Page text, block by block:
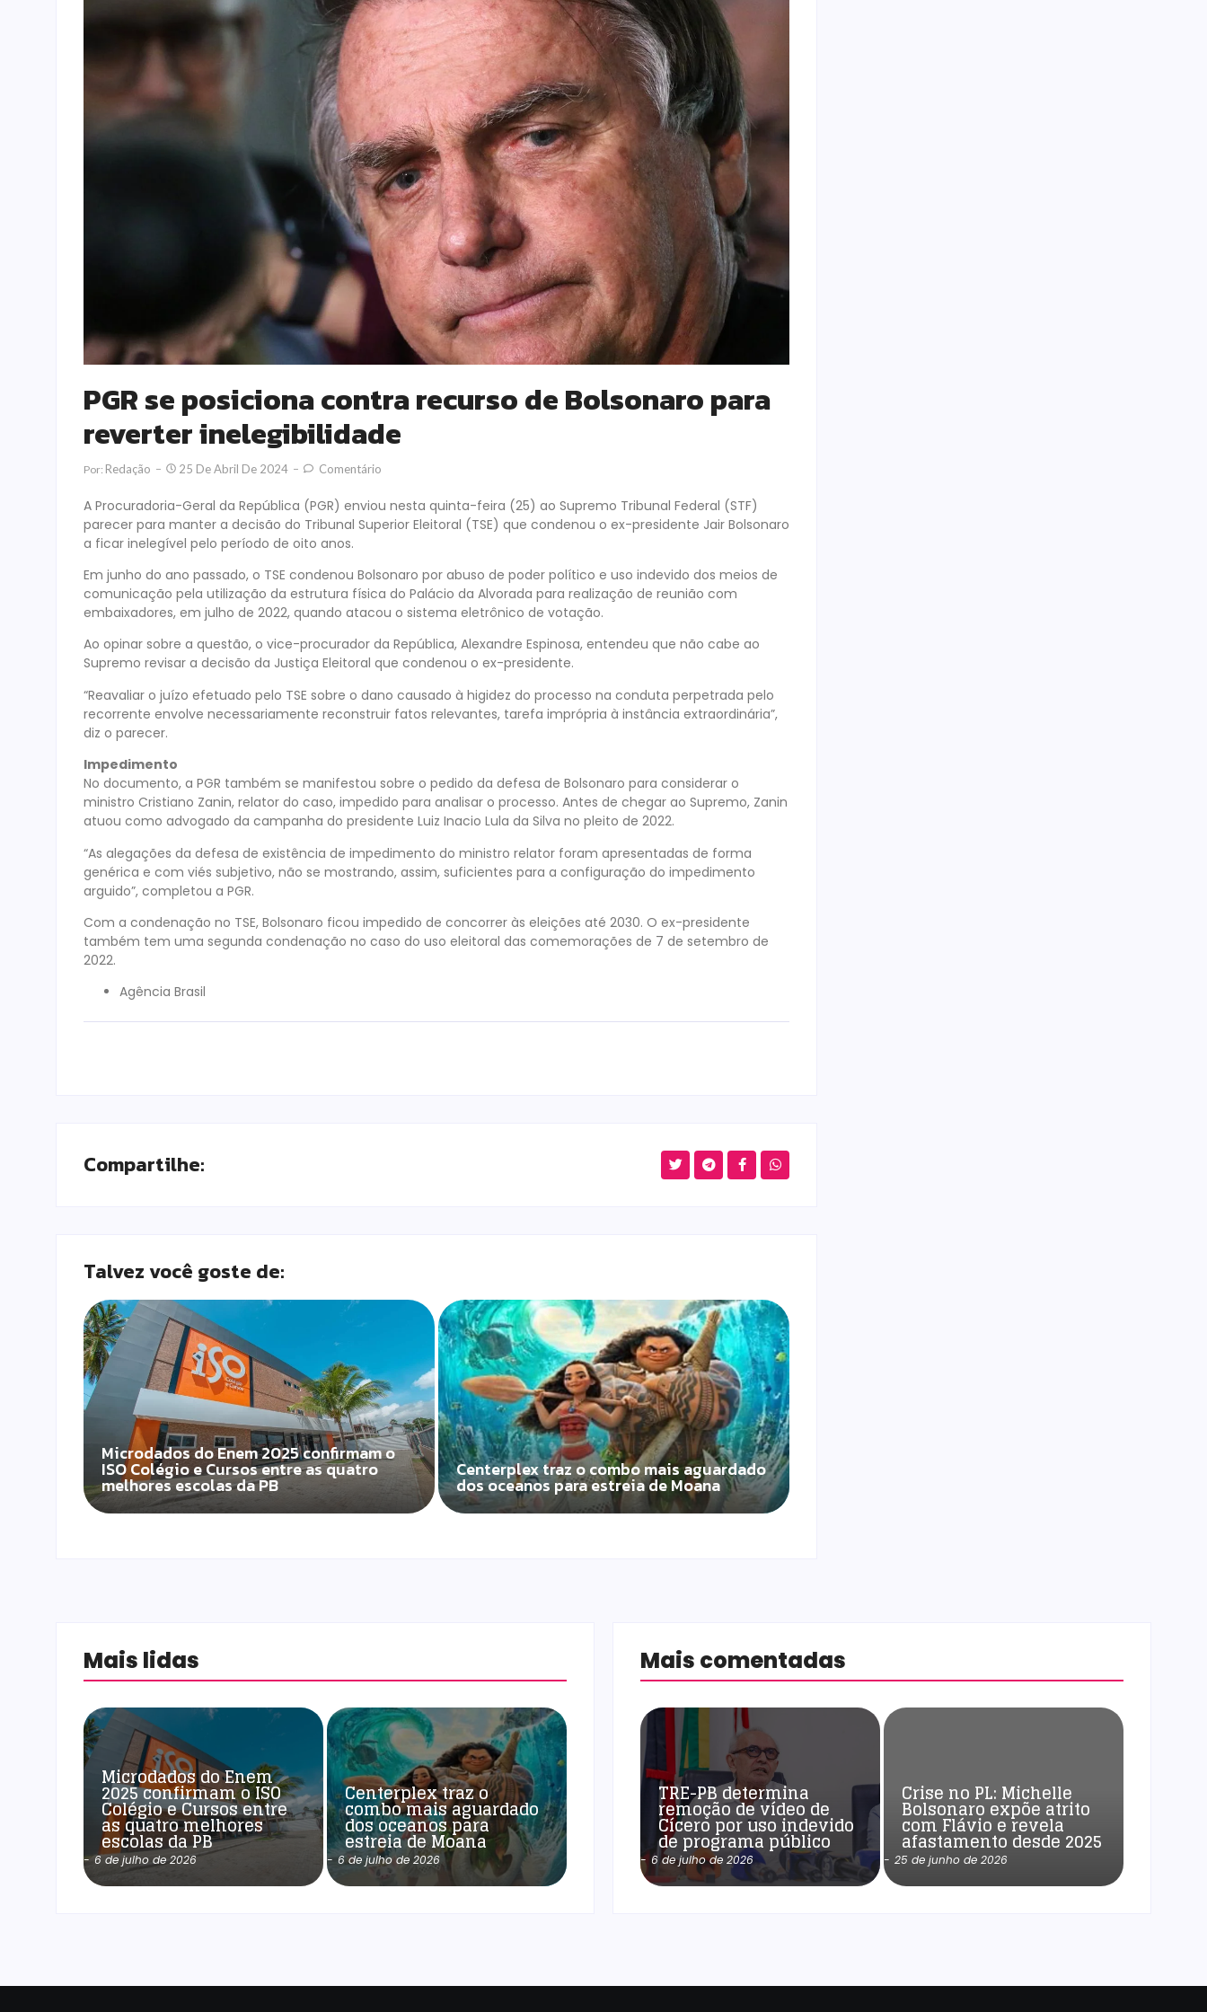
PGR se posiciona contra recurso de Bolsonaro para
reverter inelegibilidade
Por: Redação 25 De Abril De 2024 Comentário
A Procuradoria-Geral da República (PGR) enviou nesta quinta-feira (25) ao Supremo Tribunal Federal (STF)
parecer para manter a decisão do Tribunal Superior Eleitoral (TSE) que condenou o ex-presidente Jair Bolsonaro
a ficar inelegível pelo período de oito anos.
Em junho do ano passado, o TSE condenou Bolsonaro por abuso de poder político e uso indevido dos meios de
comunicação pela utilização da estrutura física do Palácio da Alvorada para realização de reunião com
embaixadores, em julho de 2022, quando atacou o sistema eletrônico de votação.
Ao opinar sobre a questão, o vice-procurador da República, Alexandre Espinosa, entendeu que não cabe ao
Supremo revisar a decisão da Justiça Eleitoral que condenou o ex-presidente.
“Reavaliar o juízo efetuado pelo TSE sobre o dano causado à higidez do processo na conduta perpetrada pelo
recorrente envolve necessariamente reconstruir fatos relevantes, tarefa imprópria à instância extraordinária”,
diz o parecer.
Impedimento
No documento, a PGR também se manifestou sobre o pedido da defesa de Bolsonaro para considerar o
ministro Cristiano Zanin, relator do caso, impedido para analisar o processo. Antes de chegar ao Supremo, Zanin
atuou como advogado da campanha do presidente Luiz Inacio Lula da Silva no pleito de 2022.
“As alegações da defesa de existência de impedimento do ministro relator foram apresentadas de forma
genérica e com viés subjetivo, não se mostrando, assim, suficientes para a configuração do impedimento
arguido”, completou a PGR.
Com a condenação no TSE, Bolsonaro ficou impedido de concorrer às eleições até 2030. O ex-presidente
também tem uma segunda condenação no caso do uso eleitoral das comemorações de 7 de setembro de
2022.
Agência Brasil
Compartilhe:
Talvez você goste de:
Microdados do Enem 2025 confirmam o
ISO Colégio e Cursos entre as quatro
melhores escolas da PB
Centerplex traz o combo mais aguardado
dos oceanos para estreia de Moana
Mais lidas
Microdados do Enem
2025 confirmam o ISO
Colégio e Cursos entre
as quatro melhores
escolas da PB
- 6 de julho de 2026
Centerplex traz o
combo mais aguardado
dos oceanos para
estreia de Moana
- 6 de julho de 2026
Mais comentadas
TRE-PB determina
remoção de vídeo de
Cícero por uso indevido
de programa público
- 6 de julho de 2026
Crise no PL: Michelle
Bolsonaro expõe atrito
com Flávio e revela
afastamento desde 2025
- 25 de junho de 2026